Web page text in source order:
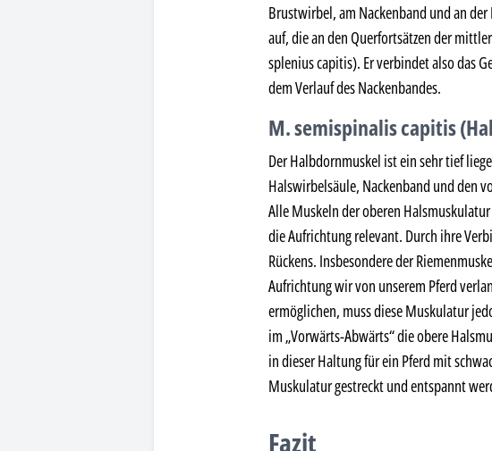
Brustwirbel, am Nackenband und an
auf, die an den Querfortsätzen der
splenius capitis). Er verbindet also das
dem Verlauf des Nackenbandes.
M. semispinalis capitis
Der Halbdornmuskel ist ein sehr tief
Halswirbelsäule, Nackenband und den
Alle Muskeln der oberen
die Aufrichtung relevant. Durch ihre
Rückens. Insbesondere der
Aufrichtung wir von unserem Pferd
ermöglichen, muss diese Muskulatur
im „Vorwärts-Abwärts“ die obere
in dieser Haltung für ein Pferd mit
Muskulatur gestreckt und entspannt
Fazit